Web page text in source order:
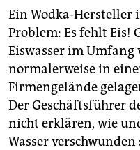
kultur
sport
berlin
nord
wahrheit
Ein Wodka-
Problem: Es fehlt Eis!
Eiswasser im
normalerweise in
Firmengelände
Der Geschäftsführer
nicht erklären, wie
Wasser